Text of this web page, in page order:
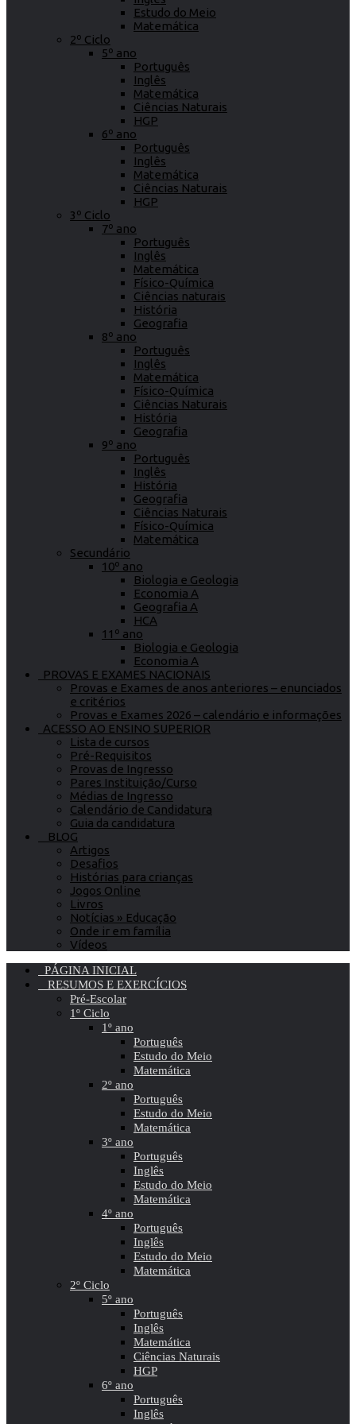
Estudo do Meio
Matemática
2º Ciclo
5º ano
Português
Inglês
Matemática
Ciências Naturais
HGP
6º ano
Português
Inglês
Matemática
Ciências Naturais
HGP
3º Ciclo
7º ano
Português
Inglês
Matemática
Físico-Química
Ciências naturais
História
Geografia
8º ano
Português
Inglês
Matemática
Físico-Química
Ciências Naturais
História
Geografia
9º ano
Português
Inglês
História
Geografia
Ciências Naturais
Físico-Química
Matemática
Secundário
10º ano
Biologia e Geologia
Economia A
Geografia A
HCA
11º ano
Biologia e Geologia
Economia A
PROVAS E EXAMES NACIONAIS
Provas e Exames de anos anteriores – enunciados
e critérios
Provas e Exames 2026 – calendário e informações
ACESSO AO ENSINO SUPERIOR
Lista de cursos
Pré-Requisitos
Provas de Ingresso
Pares Instituição/Curso
Médias de Ingresso
Calendário de Candidatura
Guia da candidatura
BLOG
Artigos
Desafios
Histórias para crianças
Jogos Online
Livros
Notícias » Educação
Onde ir em família
Vídeos
PÁGINA INICIAL
RESUMOS E EXERCÍCIOS
Pré-Escolar
1º Ciclo
1º ano
Português
Estudo do Meio
Matemática
2º ano
Português
Estudo do Meio
Matemática
3º ano
Português
Inglês
Estudo do Meio
Matemática
4º ano
Português
Inglês
Estudo do Meio
Matemática
2º Ciclo
5º ano
Português
Inglês
Matemática
Ciências Naturais
HGP
6º ano
Português
Inglês